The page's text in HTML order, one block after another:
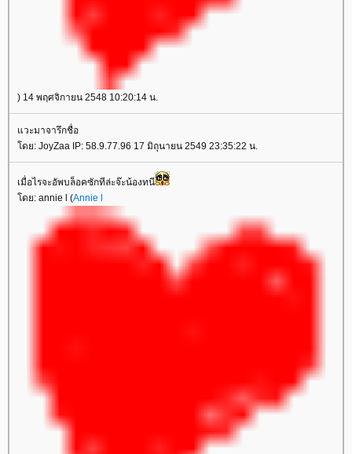
) 14 พฤศจิกายน 2548 10:20:14 น.
วะมาจารึกชื่อ
ดย: JoyZaa IP: 58.9.77.96 17 มิถุนายน 2549 23:35:22 น.
เมื่อไรจะอัพบล็อคซักทีล่ะจ๊ะน้องทนี
ดย: annie l (Annie l